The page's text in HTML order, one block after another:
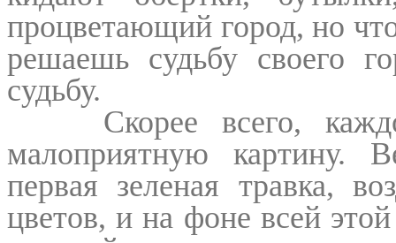
процветающий город, но
решаешь судьбу своего
судьбу.
Скорее всего,
малоприятную картину.
первая зеленая травка,
цветов, и на фоне всей